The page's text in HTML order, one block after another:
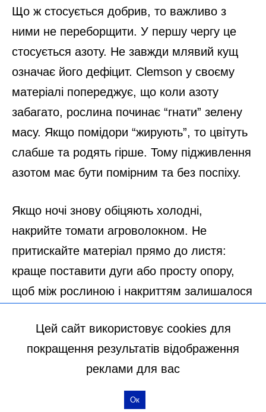
Цей сайт використовує cookies для
покращення результатів відображення
реклами для вас
Ок